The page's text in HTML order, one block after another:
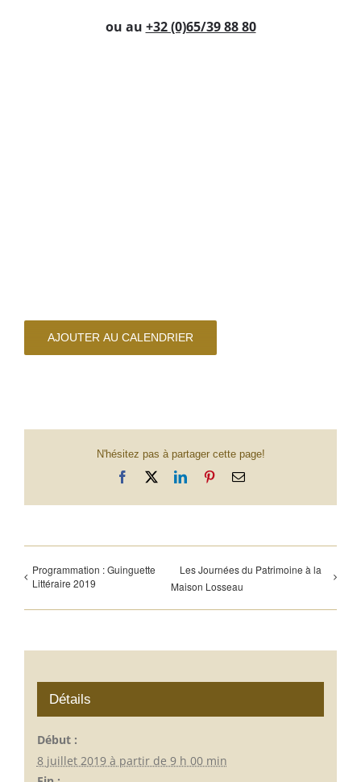
ou au +32 (0)65/39 88 80
AJOUTER AU CALENDRIER
N'hésitez pas à partager cette page!
Facebook LinkedInPinterestEmail
Programmation : Guinguette
Littéraire 2019
Les Journées du Patrimoine à la
Maison Losseau
Détails
Début :
8 juillet 2019 à partir de 9 h 00 min